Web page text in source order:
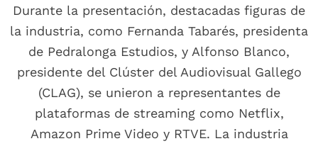
Durante la presentación, destacadas figuras de
la industria, como Fernanda Tabarés, presidenta
de Pedralonga Estudios, y Alfonso Blanco,
presidente del Clúster del Audiovisual Gallego
(CLAG), se unieron a representantes de
plataformas de streaming como Netflix,
Amazon Prime Video y RTVE. La industria